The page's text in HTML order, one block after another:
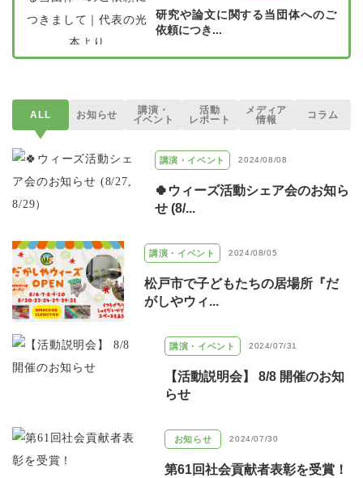
研究や論文に関する当団体へのご
依頼につき...
ALL お知らせ
講演・
イベント
活動
レポート
メディア
情報
コラム
講演・イベント 2024/08/08
🍀ウィーズ活動シェア会のお知ら
せ (8/...
講演・イベント 2024/08/05
松戸市で子どもたちの居場所『だ
がしやウィ...
講演・イベント 2024/07/31
【活動説明会】 8/8 開催のお知
らせ
お知らせ 2024/07/30
第61回社会貢献者表彰を受賞！